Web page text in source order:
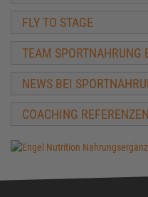
Kraftaufbau
Verbesserung einzelner
Heimtraining
Sonstige Trainingspläne
FLY TO STAGE
TEAM SPORTNAHRUNG
NEWS BEI
COACHING REFERENZEN